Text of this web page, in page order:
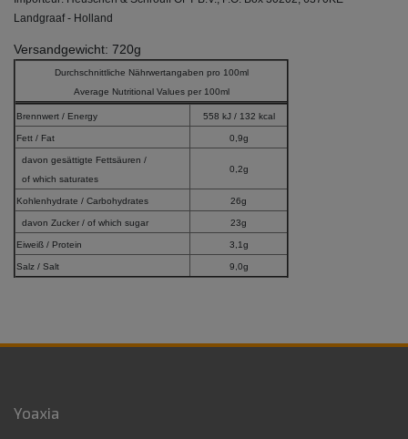
Landgraaf - Holland
Versandgewicht: 720g
Durchschnittliche Nährwertangaben pro 100ml
Average Nutritional Values per 100ml
Brennwert / Energy 558 kJ / 132 kcal
Fett / Fat 0,9g
davon gesättigte Fettsäuren /
of which saturates
0,2g
Kohlenhydrate / Carbohydrates 26g
davon Zucker / of which sugar 23g
Eiweiß / Protein 3,1g
Salz / Salt 9,0g
Yoaxia